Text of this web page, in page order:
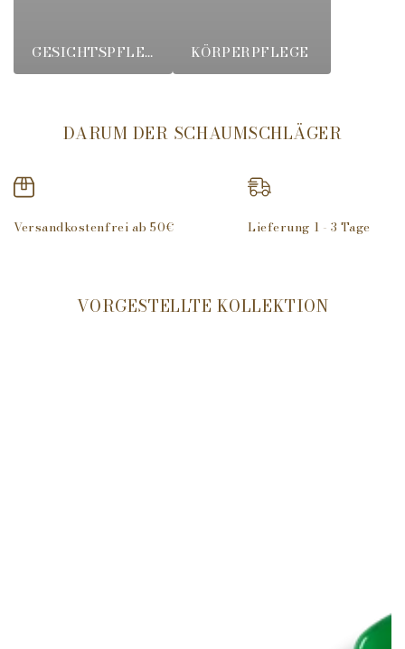
GESICHTSPFLEGE KÖRPERPFLEGE
DARUM DER SCHAUMSCHLÄGER
Versandkostenfrei ab 50€ Lieferung 1 - 3 Tage
VORGESTELLTE KOLLEKTION